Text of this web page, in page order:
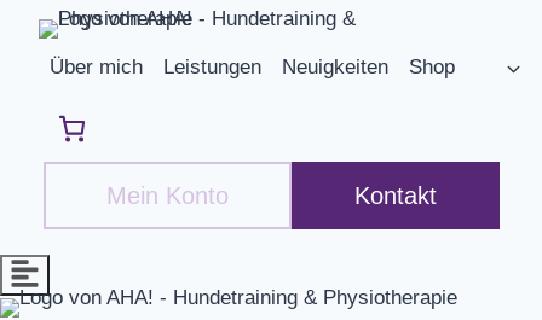
springen
Über mich Leistungen Neuigkeiten Shop
Mein Konto Kontakt